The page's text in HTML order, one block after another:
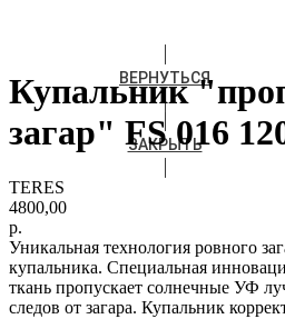
ВЕРНУТЬСЯ
ЗАКРЫТЬ
Купальник
загар" FS 016
TERES
4800,00
р.
Уникальная технология ровного
купальника. Специальная
ткань пропускает солнечные УФ
следов от загара. Купальник